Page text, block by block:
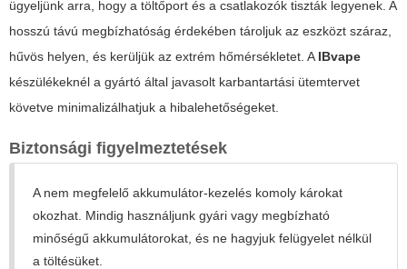
ügyeljünk arra, hogy a töltőport és a csatlakozók tiszták legyenek. A
hosszú távú megbízhatóság érdekében tároljuk az eszközt száraz,
hűvös helyen, és kerüljük az extrém hőmérsékletet. AIBvape
készülékeknél a gyártó által javasolt karbantartási ütemtervet
követve minimalizálhatjuk a hibalehetőségeket.
Biztonsági figyelmeztetések
A nem megfelelő akkumulátor-kezelés komoly károkat
okozhat. Mindig használjunk gyári vagy megbízható
minőségű akkumulátorokat, és ne hagyjuk felügyelet nélkül
a töltésüket.